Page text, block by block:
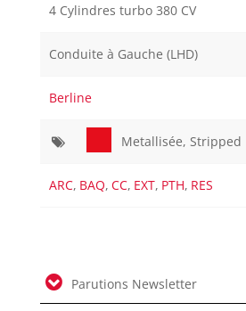
4 Cylindres turbo 380 CV
Conduite à Gauche (LHD)
Berline
Metallisée, Stripped
ARC, BAQ, CC, EXT, PTH, RES
Parutions Newsletter